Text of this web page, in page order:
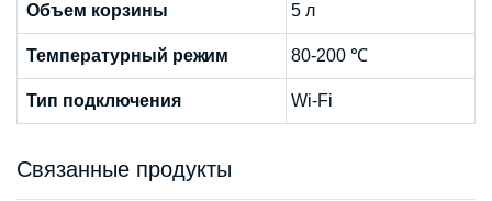
Объем корзины 5 л
Температурный режим 80-200 ℃
Тип подключения Wi-Fi
Связанные продукты